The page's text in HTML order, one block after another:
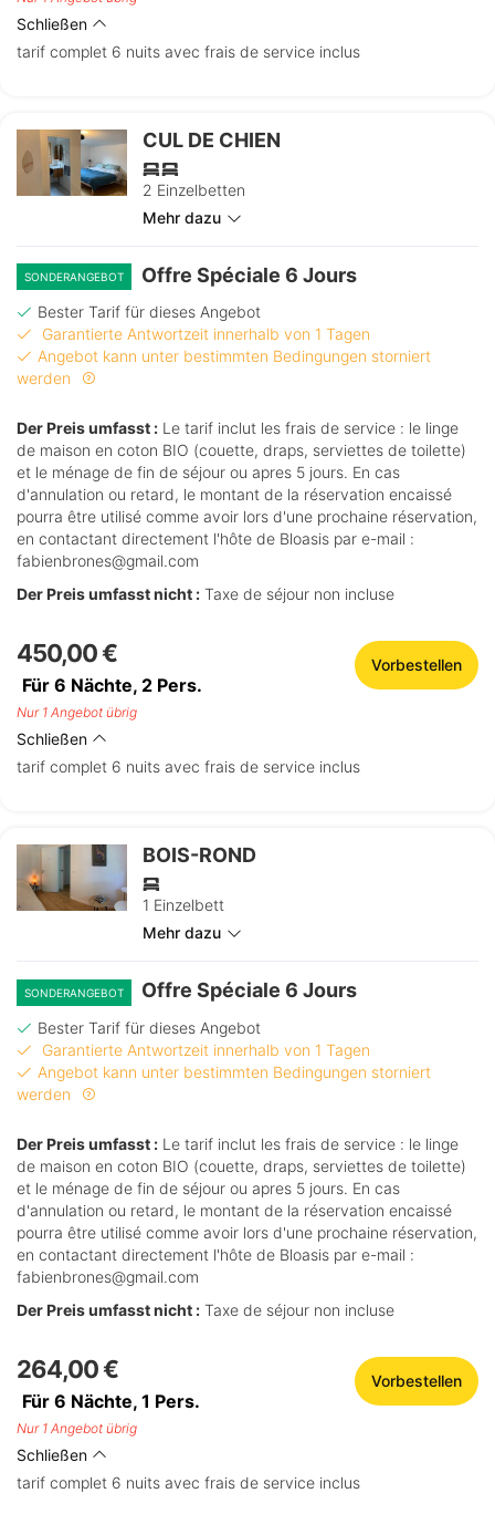
Schließen
tarif complet 6 nuits avec frais de service inclus
CUL DE CHIEN
2 Einzelbetten
Mehr dazu
SONDERANGEBOT Offre Spéciale 6 Jours
Bester Tarif für dieses Angebot
Garantierte Antwortzeit innerhalb von 1 Tagen
Angebot kann unter bestimmten Bedingungen storniert
werden
Der Preis umfasst : Le tarif inclut les frais de service : le linge
de maison en coton BIO (couette, draps, serviettes de toilette)
et le ménage de fin de séjour ou apres 5 jours. En cas
d'annulation ou retard, le montant de la réservation encaissé
pourra être utilisé comme avoir lors d'une prochaine réservation,
en contactant directement l'hôte de Bloasis par e-mail :
fabienbrones@gmail.com
Der Preis umfasst nicht : Taxe de séjour non incluse
450,00 €
Für 6 Nächte, 2 Pers.
Vorbestellen
Nur 1 Angebot übrig
Schließen
tarif complet 6 nuits avec frais de service inclus
BOIS-ROND
1 Einzelbett
Mehr dazu
SONDERANGEBOT Offre Spéciale 6 Jours
Bester Tarif für dieses Angebot
Garantierte Antwortzeit innerhalb von 1 Tagen
Angebot kann unter bestimmten Bedingungen storniert
werden
Der Preis umfasst : Le tarif inclut les frais de service : le linge
de maison en coton BIO (couette, draps, serviettes de toilette)
et le ménage de fin de séjour ou apres 5 jours. En cas
d'annulation ou retard, le montant de la réservation encaissé
pourra être utilisé comme avoir lors d'une prochaine réservation,
en contactant directement l'hôte de Bloasis par e-mail :
fabienbrones@gmail.com
Der Preis umfasst nicht : Taxe de séjour non incluse
264,00 €
Für 6 Nächte, 1 Pers.
Vorbestellen
Nur 1 Angebot übrig
Schließen
tarif complet 6 nuits avec frais de service inclus